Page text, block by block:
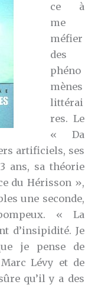
ce à
me
méfier
des
phéno
mènes
littérai
res. Le
« Da
artificiels, ses
ans, sa théorie
du Hérisson »,
une seconde,
« La
d’insipidité. Je
je pense de
Marc Lévy et de
qu’il y a des